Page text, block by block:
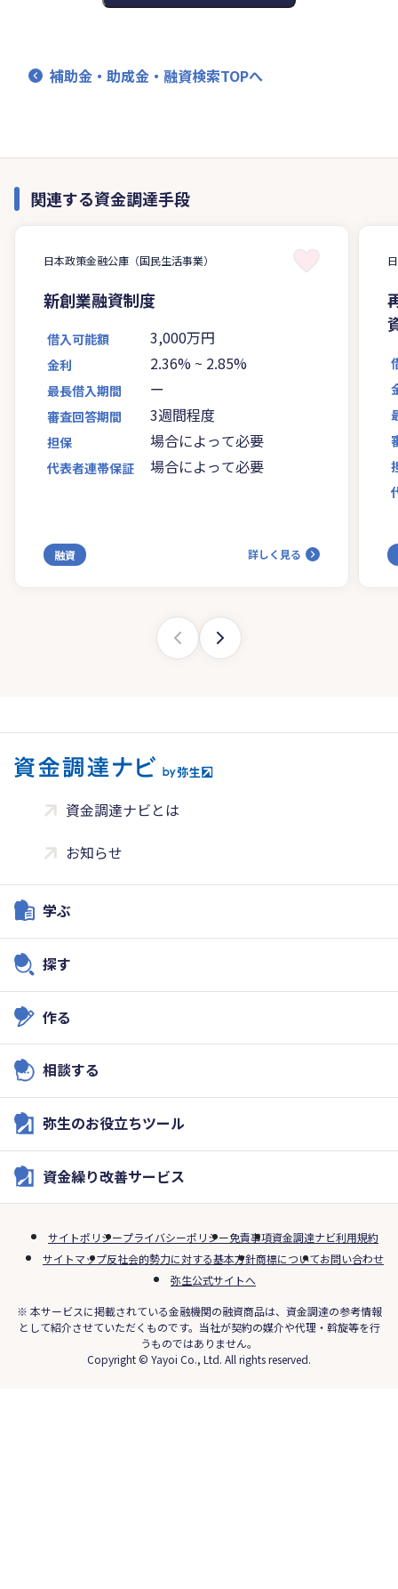
補助金・助成金・融資検索TOPへ
関連する資金調達手段
日本政策金融公庫（国民生活事業）
新創業融資制度
借入可能額 3,000万円
金利 2.36% ~ 2.85%
最長借入期間 ー
審査回答期間 3週間程度
担保 場合によって必要
代表者連帯保証 場合によって必要
融資 詳しく見る
資金調達ナビとは
お知らせ
学ぶ
探す
作る
相談する
弥生のお役立ちツール
資金繰り改善サービス
サイトポリシープライバシーポリシー免責事項資金調達ナビ利用規約
サイトマップ反社会的勢力に対する基本方針商標についてお問い合わせ
弥生公式サイトへ
※ 本サービスに掲載されている金融機関の融資商品は、資金調達の参考情報
として紹介させていただくものです。当社が契約の媒介や代理・斡旋等を行
うものではありません。
Copyright © Yayoi Co., Ltd. All rights reserved.